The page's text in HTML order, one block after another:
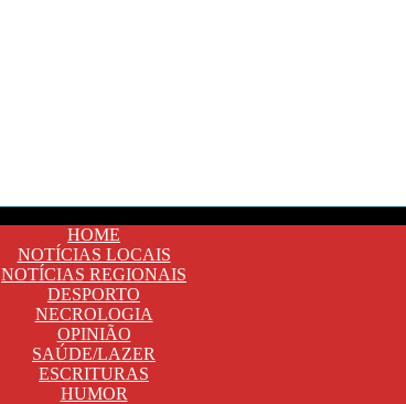
HOME
NOTÍCIAS LOCAIS
NOTÍCIAS REGIONAIS
DESPORTO
NECROLOGIA
OPINIÃO
SAÚDE/LAZER
ESCRITURAS
HUMOR